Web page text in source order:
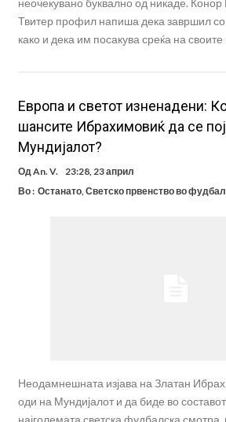
неочекувано буквално од никаде. Конор
Твитер профил напиша дека завршил
како и дека им посакува среќа на
Европа и светот изненадени:
шансите Ибрахимовиќ да се
Мундијалот?
ОдAn. V.
23:28, 23 април
Во : Останато,Светско првенство во фудбал
Неодамнешната изјава на Златан
оди на Мундијалот и да биде во